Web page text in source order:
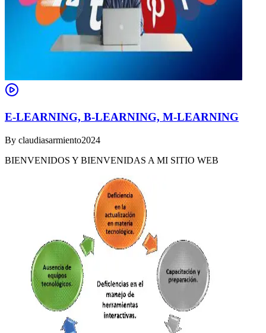
E-LEARNING, B-LEARNING, M-LEARNING
By claudiasarmiento2024
BIENVENIDOS Y BIENVENIDAS A MI SITIO WEB